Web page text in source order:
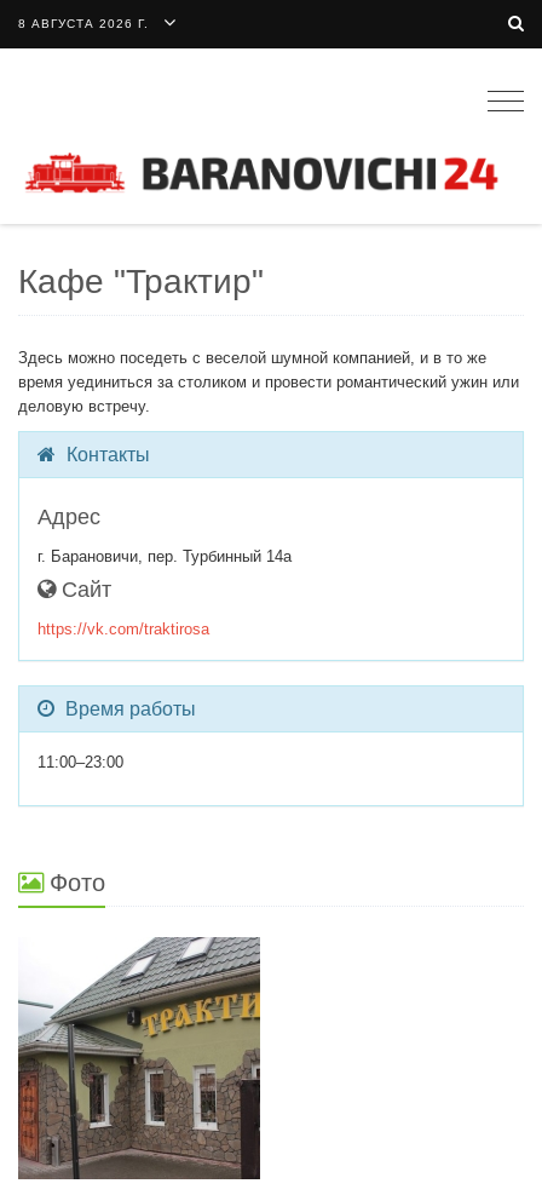
8 АВГУСТА 2026 Г.
Кафе "Трактир"
Здесь можно поседеть с веселой шумной компанией, и в то же
время уединиться за столиком и провести романтический ужин или
деловую встречу.
Контакты
Адрес
г. Барановичи, пер. Турбинный 14а
Сайт
https://vk.com/traktirosa
Время работы
11:00–23:00
Фото